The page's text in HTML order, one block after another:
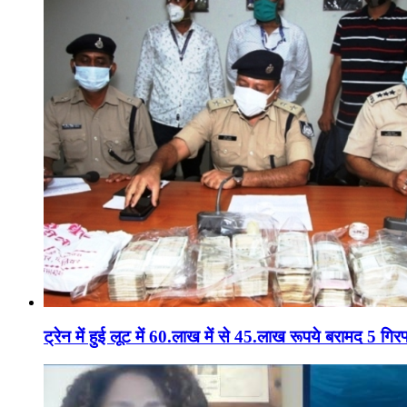
ट्रेन में हुई लूट में 60.लाख में से 45.लाख रूपये बरामद 5